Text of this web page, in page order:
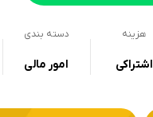
هزینه
اشتراکی
دسته بندی
امور مالی